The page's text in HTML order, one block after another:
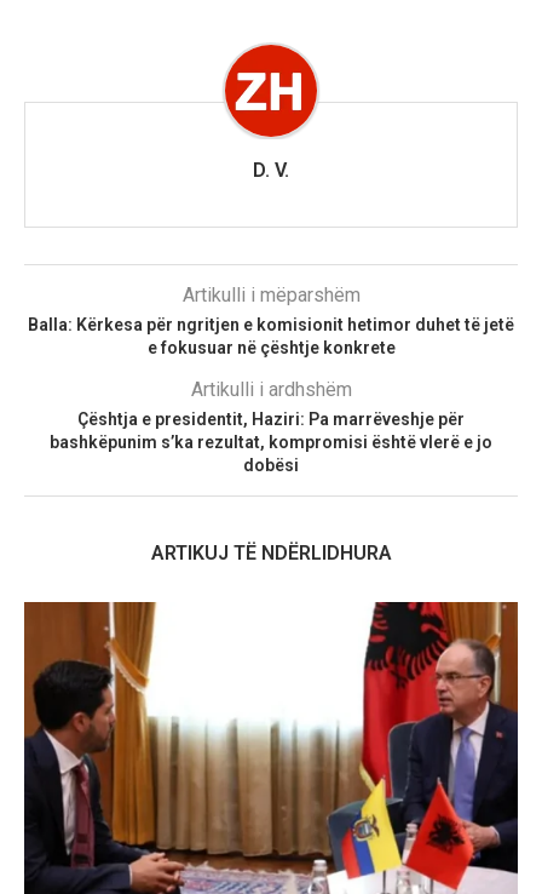
D. V.
Artikulli i mëparshëm
Balla: Kërkesa për ngritjen e komisionit hetimor duhet të jetë
e fokusuar në çështje konkrete
Artikulli i ardhshëm
Çështja e presidentit, Haziri: Pa marrëveshje për
bashkëpunim s’ka rezultat, kompromisi është vlerë e jo
dobësi
ARTIKUJ TË NDËRLIDHURA